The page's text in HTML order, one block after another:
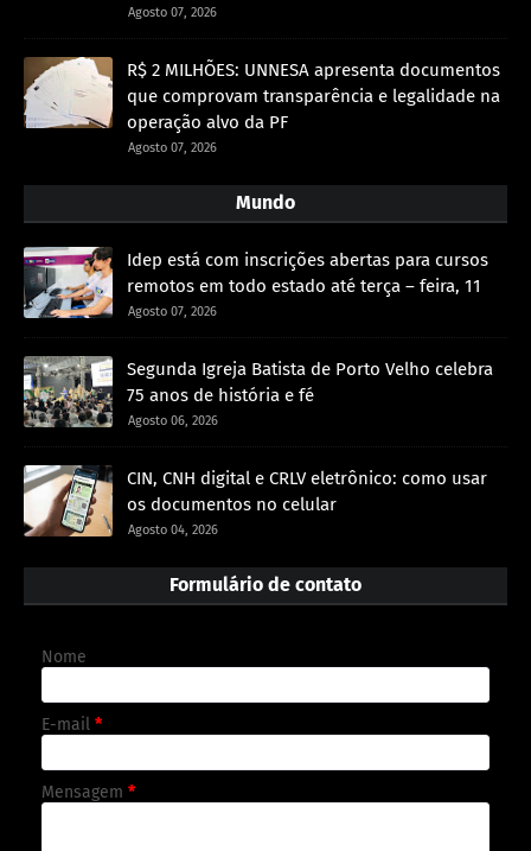
Agosto 07, 2026
R$ 2 MILHÕES: UNNESA apresenta documentos
que comprovam transparência e legalidade na
operação alvo da PF
Agosto 07, 2026
Mundo
Idep está com inscrições abertas para cursos
remotos em todo estado até terça – feira, 11
Agosto 07, 2026
Segunda Igreja Batista de Porto Velho celebra
75 anos de história e fé
Agosto 06, 2026
CIN, CNH digital e CRLV eletrônico: como usar
os documentos no celular
Agosto 04, 2026
Formulário de contato
Nome
E-mail *
Mensagem *